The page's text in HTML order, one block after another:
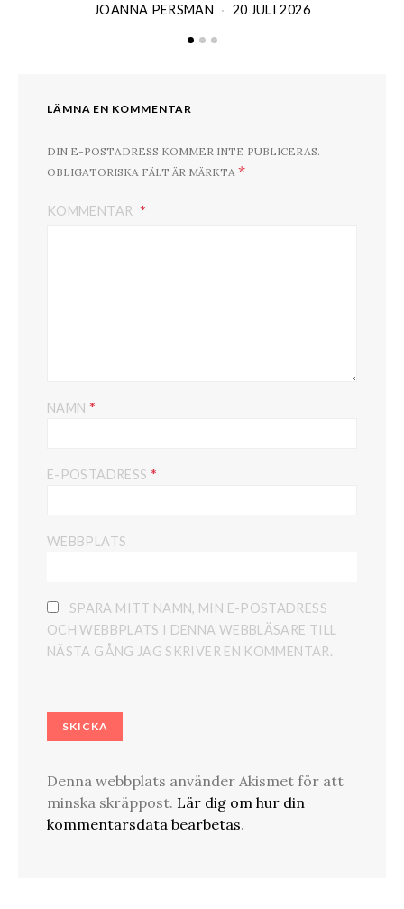
JOANNA PERSMAN 20 JULI 2026
LÄMNA EN KOMMENTAR
DIN E-POSTADRESS KOMMER INTE PUBLICERAS.
OBLIGATORISKA FÄLT ÄR MÄRKTA *
KOMMENTAR
NAMN *
E-POSTADRESS *
WEBBPLATS
SPARA MITT NAMN, MIN E-POSTADRESS
OCH WEBBPLATS I DENNA WEBBLÄSARE TILL
NÄSTA GÅNG JAG SKRIVER EN KOMMENTAR.
Denna webbplats använder Akismet för att
minska skräppost. Lär dig om hur din
kommentarsdata bearbetas.